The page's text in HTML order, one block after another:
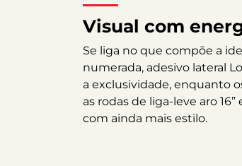
Visual com
Se liga no que compõe a
numerada, adesivo lateral
a exclusividade, enquanto
as rodas de liga-leve aro
com ainda mais estilo.